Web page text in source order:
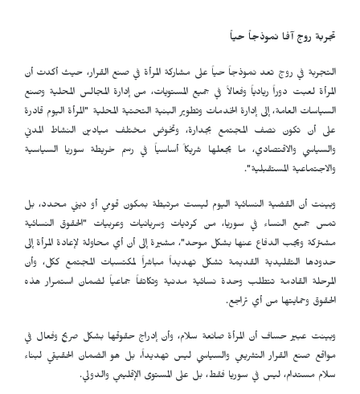
تجربة روج آفا نموذجاً حياً
التجربة في روج تعد نموذجاً حياً على مشاركة المرأة في صنع القرار، حيث أكدت أن
المرأة لعبت دوراً ريادياً وفعالاً في جميع المستويات، من إدارة المجالس المحلية وصنع
السياسات العامة، إلى إدارة الخدمات وتطوير البنية التحتية المحلية "المرأة اليوم قادرة
على أن تكون نصف المجتمع بجدارة، وتخوض مختلف ميادين النشاط المدني
والسياسي والاقتصادي، ما يجعلها شريكاً أساسياً في رسم خريطة سوريا السياسية
والاجتماعية المستقبلية".
وبينت أن القضية النسائية اليوم ليست مرتبطة بمكون قومي أو ديني محدد، بل
تمس جميع النساء في سوريا، من كرديات وسريانيات وعربيات "الحقوق النسائية
مشتركة ويجب الدفاع عنها بشكل موحد"، مشيرة إلى أن أي محاولة لإعادة المرأة إلى
حدودها التقليدية القديمة تشكل تهديداً مباشراً لمكتسبات المجتمع ككل، وأن
المرحلة القادمة تتطلب وحدة نسائية مدنية وتكاتفاً جماعياً لضمان استمرار هذه
الحقوق وحمايتها من أي تراجع.
وبينت عبير حساف أن المرأة صانعة سلام، وأن إدراج حقوقها بشكل صريح وفعال في
مواقع صنع القرار التشريعي والسياسي ليس تهديداً، بل هو الضمان الحقيقي لبناء
سلام مستدام، ليس في سوريا فقط، بل على المستوى الإقليمي والدولي.